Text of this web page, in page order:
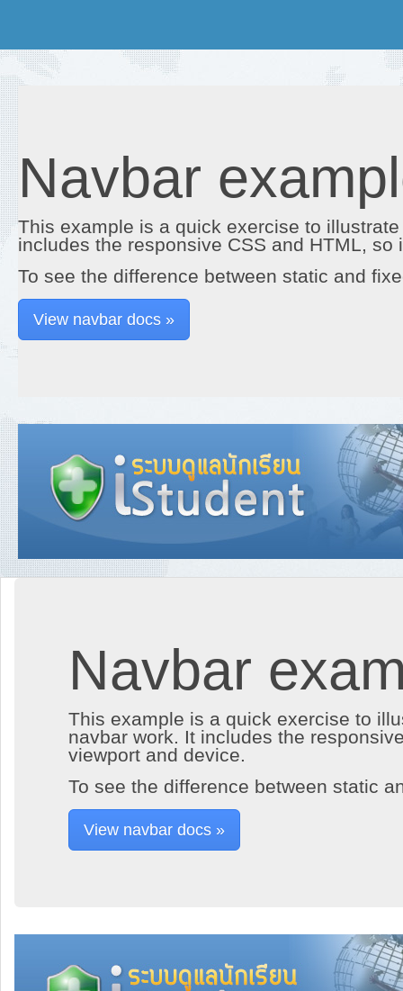
Navbar
This example is a quick exercise to
includes the responsive CSS and HTML,
To see the difference between static and
View navbar docs »
Navbar
This example is a quick exercise to
navbar work. It includes the
viewport and device.
To see the difference between static
View navbar docs »